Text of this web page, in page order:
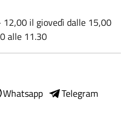
il giovedì dalle 15,00
alle 11.30
Whatsapp
Telegram